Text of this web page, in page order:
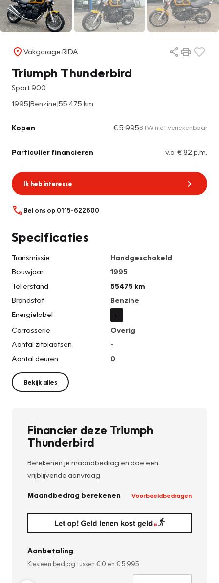
Vakgarage RIDA
Triumph Thunderbird
Sport 900
1995|Benzine|55.475 km
Kopen € 5.995BTW niet verrekenbaar
Particulier financieren v.a. € 82 p.m.
Ik heb interesse
Bel ons op 0115-622600
Specificaties
Transmissie
Handgeschakeld
Bouwjaar
1995
Tellerstand
55475 km
Brandstof
Benzine
Energielabel
-
Carrosserie
Overig
Aantal zitplaatsen
-
Aantal deuren
0
Bekijk alles
Financier deze Triumph
Thunderbird
Berekenen je maandbedrag en doe een
vrijblijvende aanvraag.
Maandbedrag berekenen Voorbeeldbedragen
Aanbetaling
Kies een bedrag tussen € 0 en € 5.995